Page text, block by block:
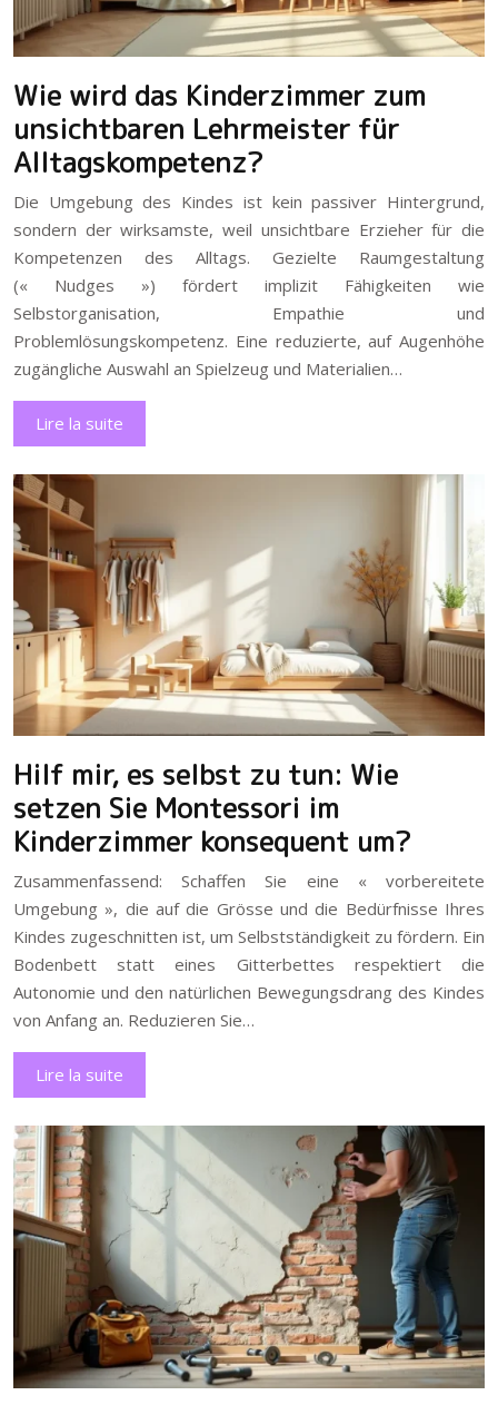
Wie wird das Kinderzimmer zum
unsichtbaren Lehrmeister für
Alltagskompetenz?
Die Umgebung des Kindes ist kein passiver Hintergrund,
sondern der wirksamste, weil unsichtbare Erzieher für die
Kompetenzen des Alltags. Gezielte Raumgestaltung
(« Nudges ») fördert implizit Fähigkeiten wie
Selbstorganisation, Empathie und
Problemlösungskompetenz. Eine reduzierte, auf Augenhöhe
zugängliche Auswahl an Spielzeug und Materialien…
Lire la suite
Hilf mir, es selbst zu tun: Wie
setzen Sie Montessori im
Kinderzimmer konsequent um?
Zusammenfassend: Schaffen Sie eine « vorbereitete
Umgebung », die auf die Grösse und die Bedürfnisse Ihres
Kindes zugeschnitten ist, um Selbstständigkeit zu fördern. Ein
Bodenbett statt eines Gitterbettes respektiert die
Autonomie und den natürlichen Bewegungsdrang des Kindes
von Anfang an. Reduzieren Sie…
Lire la suite